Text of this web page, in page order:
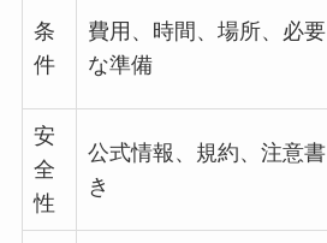
条
件
費用、時間、場所、必要
な準備
安
全
性
公式情報、規約、注意書
き